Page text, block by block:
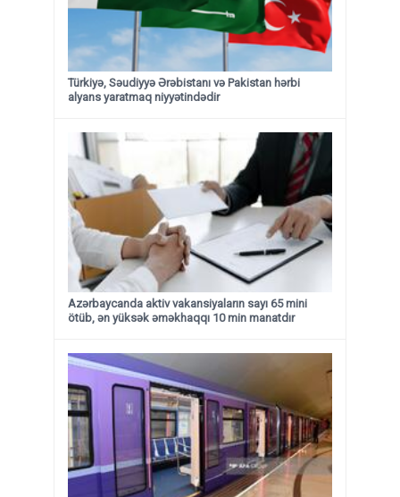
Türkiyə, Səudiyyə Ərəbistanı və Pakistan hərbi
alyans yaratmaq niyyətindədir
Azərbaycanda aktiv vakansiyaların sayı 65 mini
ötüb, ən yüksək əməkhaqqı 10 min manatdır